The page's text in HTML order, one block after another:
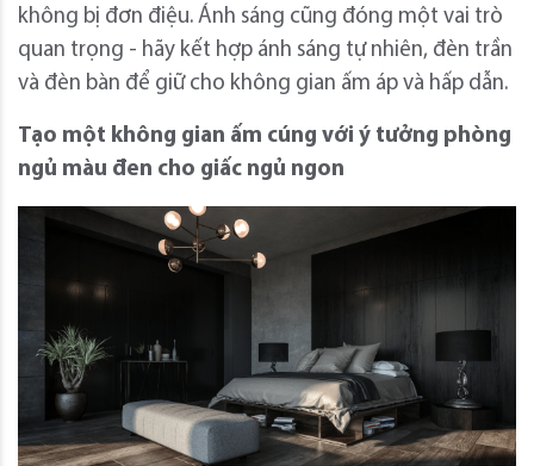
không bị đơn điệu. Ánh sáng cũng đóng một vai trò
quan trọng - hãy kết hợp ánh sáng tự nhiên, đèn trần
và đèn bàn để giữ cho không gian ấm áp và hấp dẫn.
Tạo một không gian ấm cúng với ý tưởng phòng
ngủ màu đen cho giấc ngủ ngon